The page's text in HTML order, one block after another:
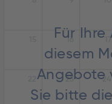
Für Ihre
diesem
Angebote
Sie bitte
16 17
23 24